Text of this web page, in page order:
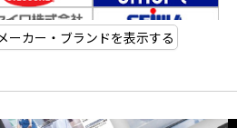
ーカー・ブランドを表示する